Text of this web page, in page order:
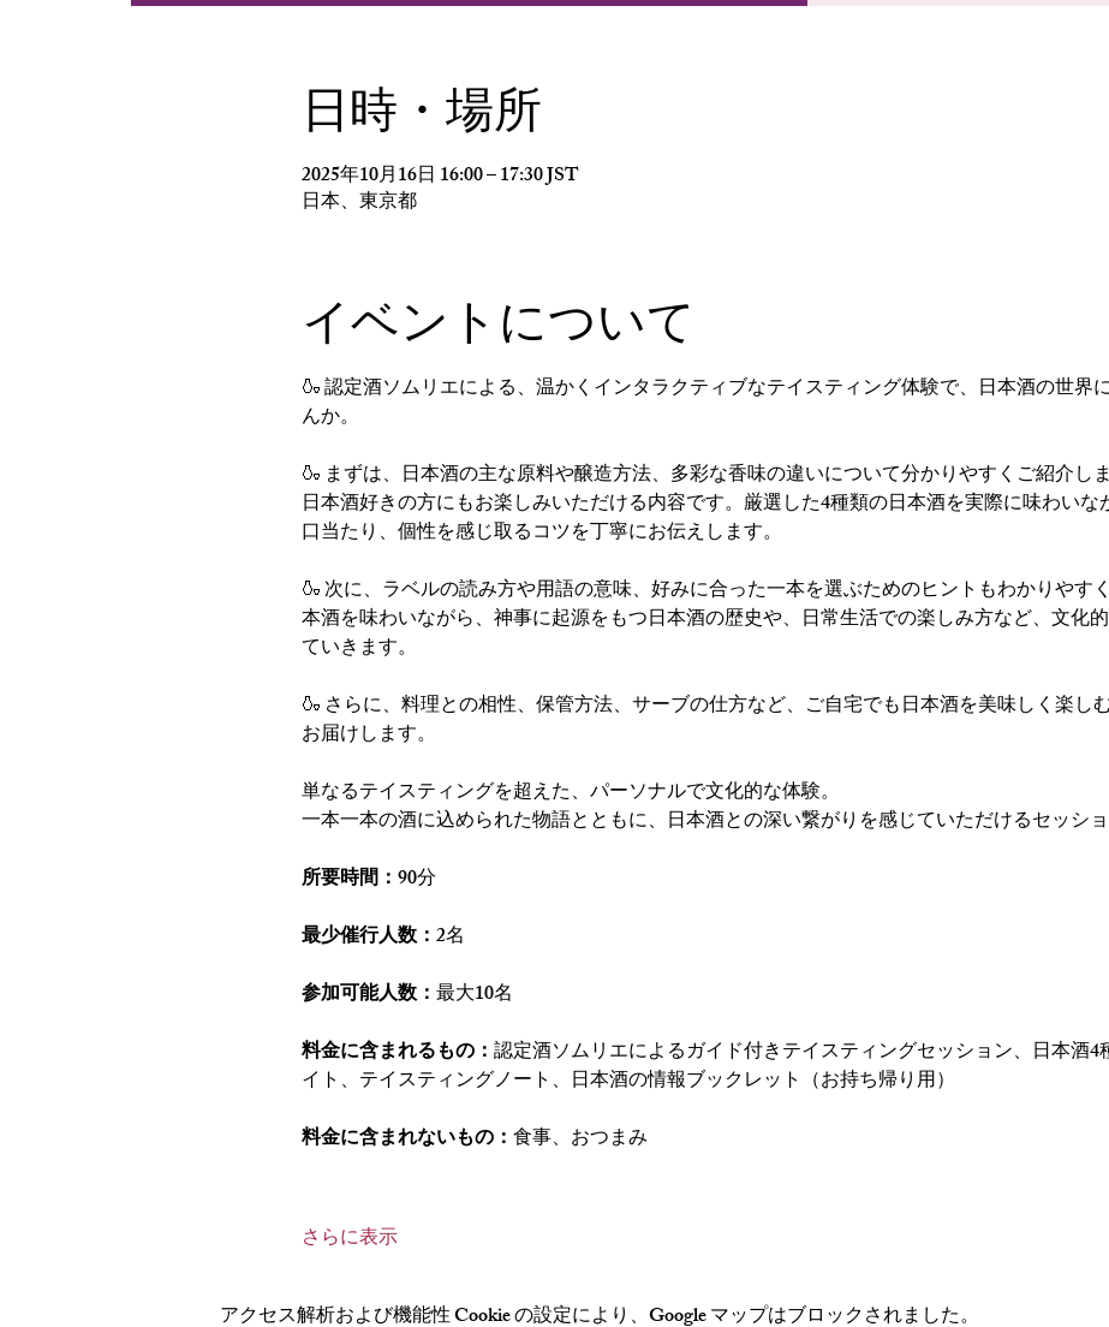
日時・場所
2025年10月16日 16:00 – 17:30 JST
日本、東京都
イベントについて
🍶 認定酒ソムリエによる、温かくインタラクティブなテイスティング体験で、日本酒の世界
んか。
🍶 まずは、日本酒の主な原料や醸造方法、多彩な香味の違いについて分かりやすくご紹介し
日本酒好きの方にもお楽しみいただける内容です。厳選した4種類の日本酒を実際に味わい
口当たり、個性を感じ取るコツを丁寧にお伝えします。
🍶 次に、ラベルの読み方や用語の意味、好みに合った一本を選ぶためのヒントもわかりやす
本酒を味わいながら、神事に起源をもつ日本酒の歴史や、日常生活での楽しみ方など、文化
ていきます。
🍶 さらに、料理との相性、保管方法、サーブの仕方など、ご自宅でも日本酒を美味しく楽し
お届けします。
単なるテイスティングを超えた、パーソナルで文化的な体験。
一本一本の酒に込められた物語とともに、日本酒との深い繋がりを感じていただけるセッショ
所要時間： 90分
最少催行人数： 2名
参加可能人数： 最大10名
料金に含まれるもの： 認定酒ソムリエによるガイド付きテイスティングセッション、日本酒4
イト、テイスティングノート、日本酒の情報ブックレット（お持ち帰り用）
料金に含まれないもの： 食事、おつまみ
さらに表示
アクセス解析および機能性 Cookie の設定により、Google マップはブロックされました。